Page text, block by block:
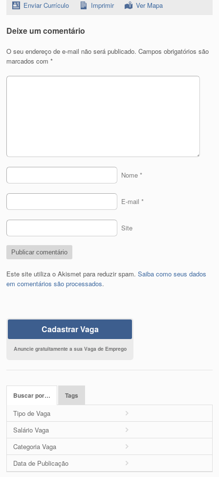
Enviar Currículo Imprimir Ver Mapa
Deixe um comentário
O seu endereço de e-mail não será publicado. Campos obrigatórios são
marcados com*
Nome *
E-mail *
Site
Este site utiliza o Akismet para reduzir spam.Saiba como seus dados
em comentários são processados.
Cadastrar Vaga
Anuncie gratuitamente a sua Vaga de Emprego
Buscar por… Tags
Tipo de Vaga
Salário Vaga
Categoria Vaga
Data de Publicação